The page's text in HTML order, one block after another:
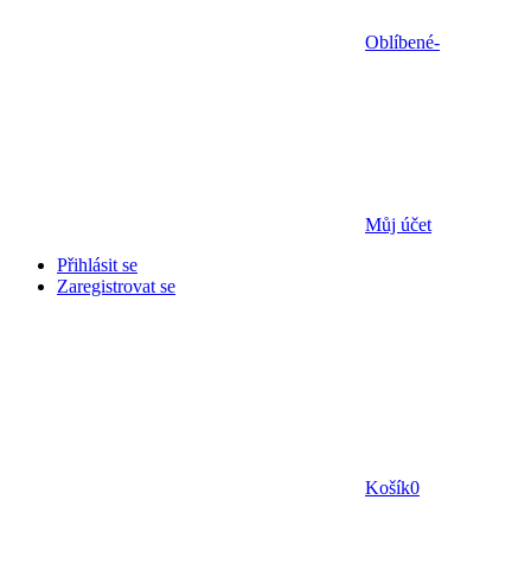
Oblíbené-
Můj účet
Přihlásit se
Zaregistrovat se
Košík0